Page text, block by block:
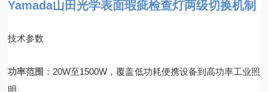
Yamada山田光学表面瑕疵检查灯两级切换机制
技术参数
功率范围 ：20W至1500W，覆盖低功耗便携设备到高功率工业照
明。